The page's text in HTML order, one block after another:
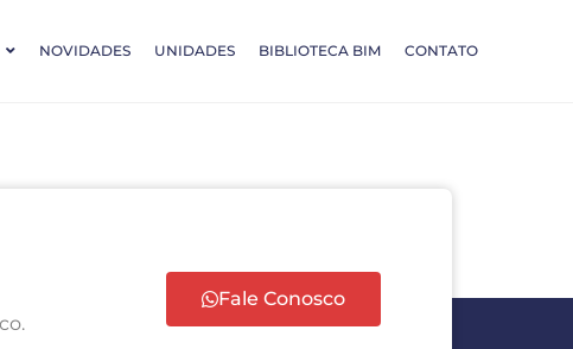
NOVIDADES UNIDADES BIBLIOTECA BIM CONTATO
Fale Conosco